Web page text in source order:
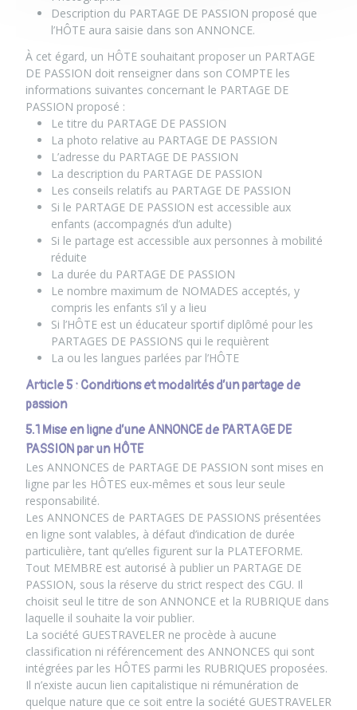
Description du PARTAGE DE PASSION proposé que
l’HÔTE aura saisie dans son ANNONCE.
À cet égard, un HÔTE souhaitant proposer un PARTAGE
DE PASSION doit renseigner dans son COMPTE les
informations suivantes concernant le PARTAGE DE
PASSION proposé :
Le titre du PARTAGE DE PASSION
La photo relative au PARTAGE DE PASSION
L’adresse du PARTAGE DE PASSION
La description du PARTAGE DE PASSION
Les conseils relatifs au PARTAGE DE PASSION
Si le PARTAGE DE PASSION est accessible aux
enfants (accompagnés d’un adulte)
Si le partage est accessible aux personnes à mobilité
réduite
La durée du PARTAGE DE PASSION
Le nombre maximum de NOMADES acceptés, y
compris les enfants s’il y a lieu
Si l’HÔTE est un éducateur sportif diplômé pour les
PARTAGES DE PASSIONS qui le requièrent
La ou les langues parlées par l’HÔTE
Article 5 : Conditions et modalités d’un partage de
passion
5.1 Mise en ligne d’une ANNONCE de PARTAGE DE
PASSION par un HÔTE
Les ANNONCES de PARTAGE DE PASSION sont mises en
ligne par les HÔTES eux-mêmes et sous leur seule
responsabilité.
Les ANNONCES de PARTAGES DE PASSIONS présentées
en ligne sont valables, à défaut d’indication de durée
particulière, tant qu’elles figurent sur la PLATEFORME.
Tout MEMBRE est autorisé à publier un PARTAGE DE
PASSION, sous la réserve du strict respect des CGU. Il
choisit seul le titre de son ANNONCE et la RUBRIQUE dans
laquelle il souhaite la voir publier.
La société GUESTRAVELER ne procède à aucune
classification ni référencement des ANNONCES qui sont
intégrées par les HÔTES parmi les RUBRIQUES proposées.
Il n’existe aucun lien capitalistique ni rémunération de
quelque nature que ce soit entre la société GUESTRAVELER